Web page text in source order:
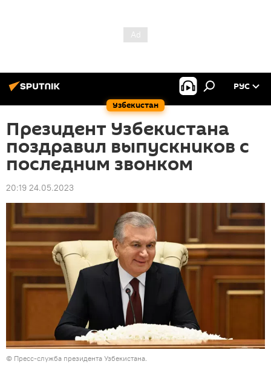
Узбекистан
РУС
Президент Узбекистана
поздравил выпускников с
последним звонком
20:19 24.05.2023
© Пресс-служба президента Узбекистана.